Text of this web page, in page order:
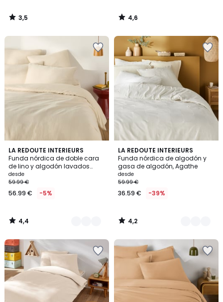
3,5
/
4,6
/
LA REDOUTE INTERIEURS
Funda nórdica de doble cara
de lino y algodón lavados
Annaba
desde
59.99 €
56.99 € -5%
4,4
/ 5
8
Colores
4,4
/
LA REDOUTE INTERIEURS
Funda nórdica de algodón y
gasa de algodón, Agathe
desde
59.99 €
36.59 € -39%
4,2
/ 5
2
Colores
4,2
/